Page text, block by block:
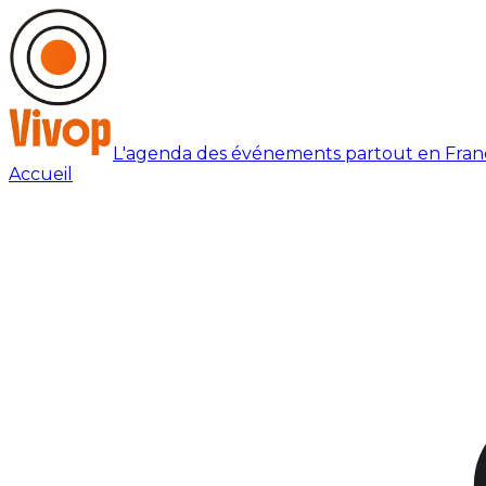
L'agenda des événements partout en
Accueil